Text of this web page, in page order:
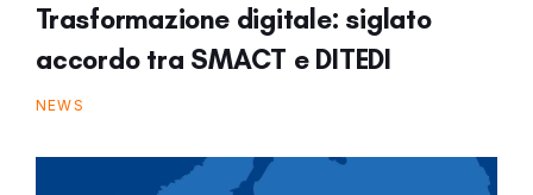
Trasformazione digitale: siglato
accordo tra SMACT e DITEDI
NEWS